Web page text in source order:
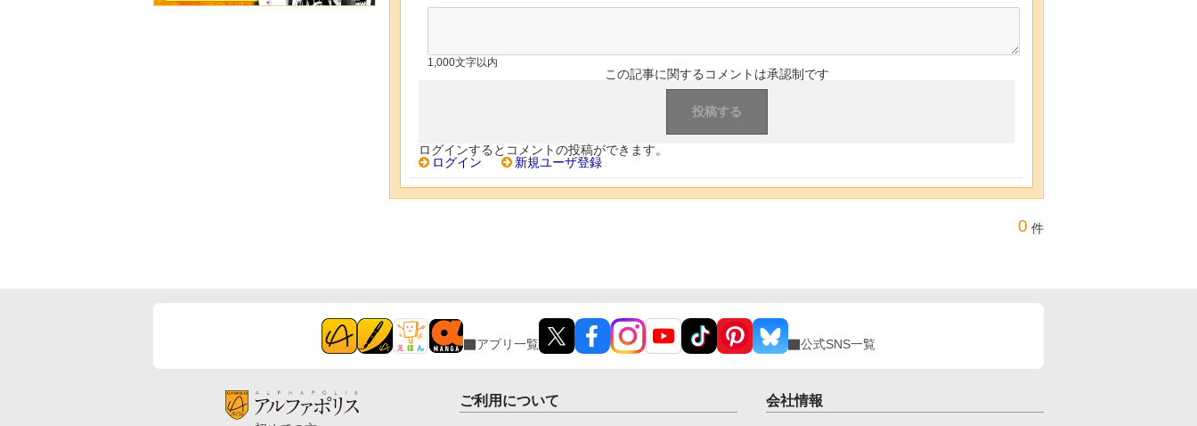
1,000文字以内
この記事に関するコメントは承認制です
ログインするとコメントの投稿ができます。
ログイン
新規ユーザ登録
0 件
アプリ一覧 公式SNS一覧
ご利用について 会社情報